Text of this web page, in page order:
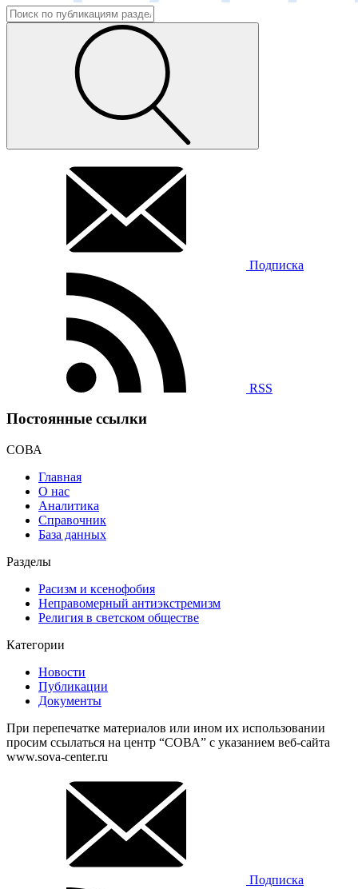
Подписка
RSS
Постоянные ссылки
СОВА
Главная
О нас
Аналитика
Справочник
База данных
Разделы
Расизм и ксенофобия
Неправомерный антиэкстремизм
Религия в светском обществе
Категории
Новости
Публикации
Документы
При перепечатке материалов или ином их использовании
просим ссылаться на центр “СОВА” с указанием веб-сайта
www.sova-center.ru
Подписка